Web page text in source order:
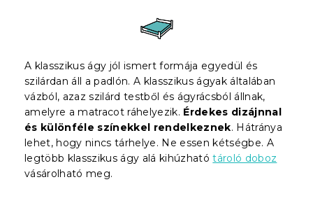
A klasszikus ágy jól ismert formája egyedül és
szilárdan áll a padlón. A klasszikus ágyak általában
vázból, azaz szilárd testből és ágyrácsból állnak,
amelyre a matracot ráhelyezik. Érdekes dizájnnal
és különféle színekkel rendelkeznek. Hátránya
lehet, hogy nincs tárhelye. Ne essen kétségbe. A
legtöbb klasszikus ágy alá kihúzhatótároló doboz
vásárolható meg.